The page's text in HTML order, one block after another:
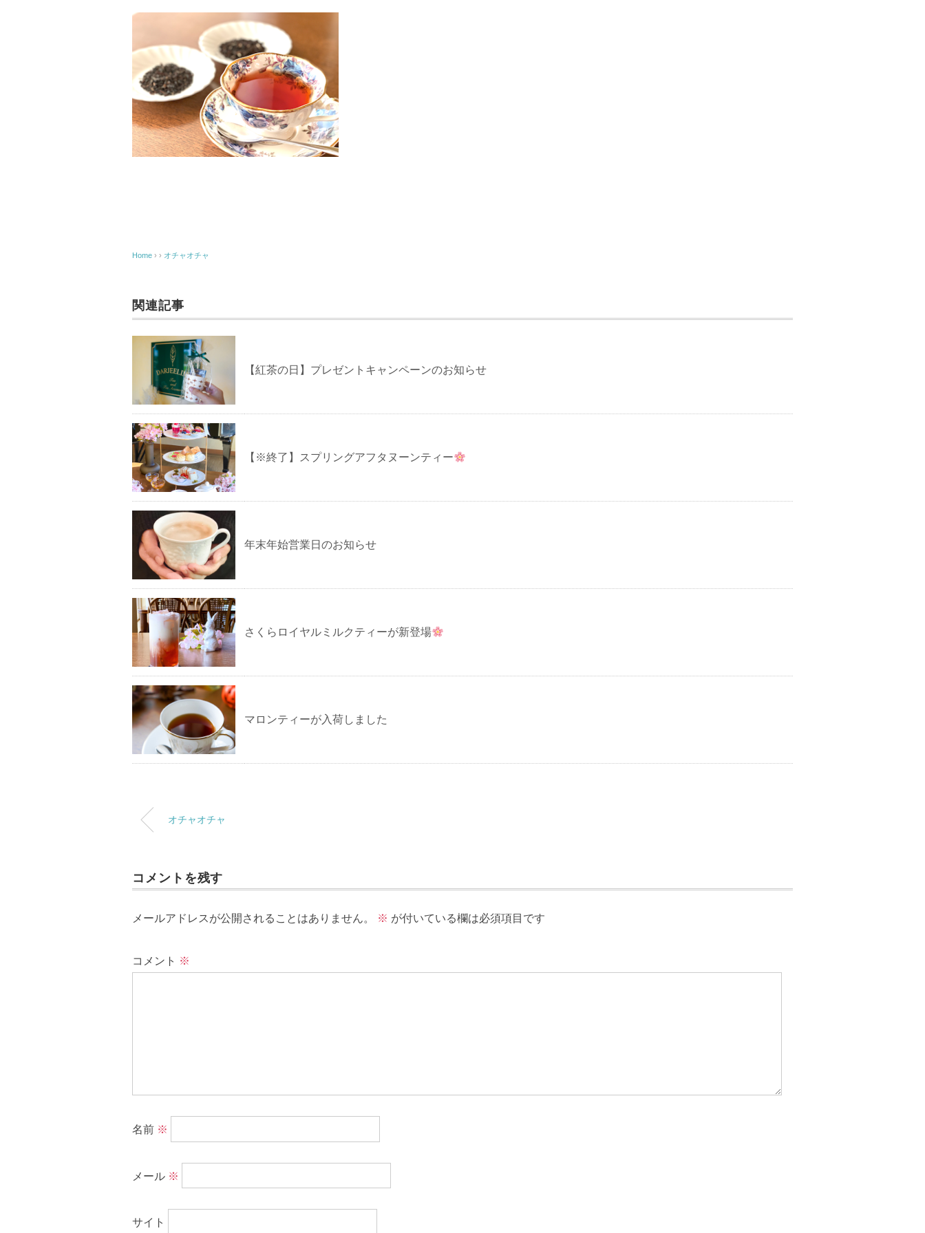
Home › › オチャオチャ
関連記事
【紅茶の日】プレゼントキャンペーンのお知らせ
【※終了】スプリングアフタヌーンティー
年末年始営業日のお知らせ
さくらロイヤルミルクティーが新登場
マロンティーが入荷しました
オチャオチャ
コメントを残す
メールアドレスが公開されることはありません。 ※ が付いている欄は必須項目です
コメント ※
名前 ※
メール ※
サイト